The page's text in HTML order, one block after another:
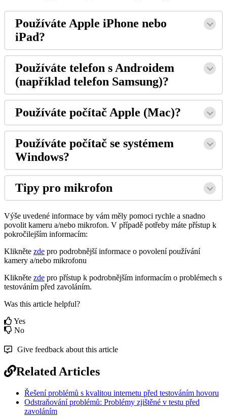
Používáte Apple iPhone nebo
iPad?
Používáte telefon s Androidem
(například telefon Samsung)?
Používáte počítač Apple (Mac)?
Používáte počítač se systémem
Windows?
Tipy pro mikrofon
Výše uvedené informace by vám měly pomoci rychle a snadno
povolit kameru a/nebo mikrofon. V případě potřeby máte přístup k
pokročilejším informacím:
Klikněte zde pro podrobnější informace o povolení používání
kamery a/nebo mikrofonu
Klikněte zde pro přístup k podrobnějším informacím o problémech s
testováním před zavoláním.
Was this article helpful?
Yes
No
Give feedback about this article
Related Articles
Řešení problémů s kvalitou internetu před testováním hovoru
Odstraňování problémů: Problémy zjištěné v testu před
zavoláním